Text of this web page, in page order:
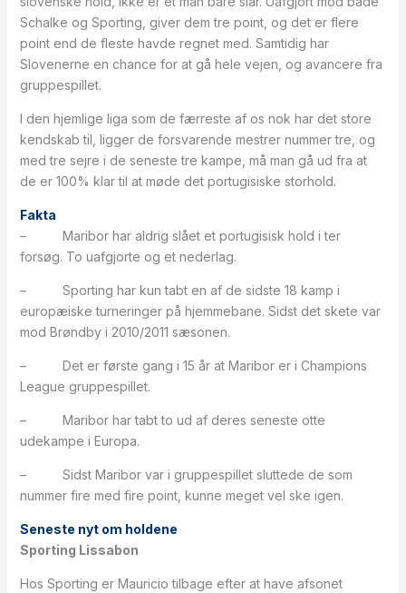
Schalke og Sporting, giver dem tre point, og det er flere
point end de fleste havde regnet med. Samtidig har
Slovenerne en chance for at gå hele vejen, og avancere fra
gruppespillet.
I den hjemlige liga som de færreste af os nok har det store
kendskab til, ligger de forsvarende mestrer nummer tre, og
med tre sejre i de seneste tre kampe, må man gå ud fra at
de er 100% klar til at møde det portugisiske storhold.
Fakta
– Maribor har aldrig slået et portugisisk hold i ter
forsøg. To uafgjorte og et nederlag.
– Sporting har kun tabt en af de sidste 18 kamp i
europæiske turneringer på hjemmebane. Sidst det skete var
mod Brøndby i 2010/2011 sæsonen.
– Det er første gang i 15 år at Maribor er i Champions
League gruppespillet.
– Maribor har tabt to ud af deres seneste otte
udekampe i Europa.
– Sidst Maribor var i gruppespillet sluttede de som
nummer fire med fire point, kunne meget vel ske igen.
Seneste nyt om holdene
Sporting Lissabon
Hos Sporting er Mauricio tilbage efter at have afsonet